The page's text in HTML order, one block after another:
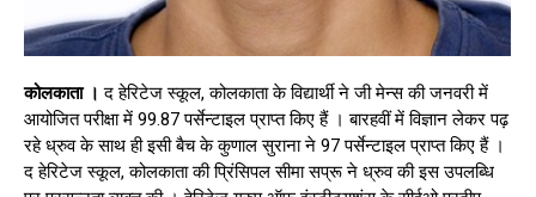
कोलकाता । द हेरिटेज स्कूल, कोलकाता के विद्यार्थी ने जी मेन्स की जनवरी में
आयोजित परीक्षा में 99.87 पर्सेन्टाइल प्राप्त किए हैं । बारहवीं में विज्ञान लेकर पढ़
रहे ध्रुव के साथ ही इसी बैच के कुणाल सुराना ने 97 पर्सेन्टाइल प्राप्त किए हैं ।
द हेरिटेज स्कूल, कोलकाता की प्रिंसिपल सीमा सप्रू ने ध्रुव की इस उपलब्धि